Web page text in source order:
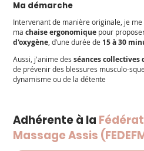
Ma démarche
Intervenant de manière originale, je
machaise ergonomique pour
d'oxygène , d’une durée de 15 à 30
Aussi, j'anime desséances
de prévenir des blessures musculo-
dynamisme ou de la détente
Adhérente à la
Massage Assis